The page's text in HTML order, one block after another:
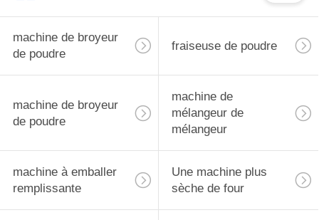
machine de broyeur
de poudre
fraiseuse de poudre
machine de broyeur
de poudre
machine de
mélangeur de
mélangeur
machine à emballer
remplissante
Une machine plus
sèche de four